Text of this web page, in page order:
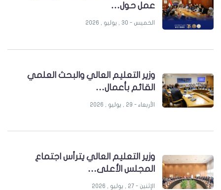
عمل حول…
الخميس - 30 , يوليو , 2026
وزير التعليم العالي والبحث العلمي
القائم بأعمال…
الأربعاء - 29 , يوليو , 2026
وزير التعليم العالي يترأس اجتماع
المجلس الأعلى…
الإثنين - 27 , يوليو , 2026